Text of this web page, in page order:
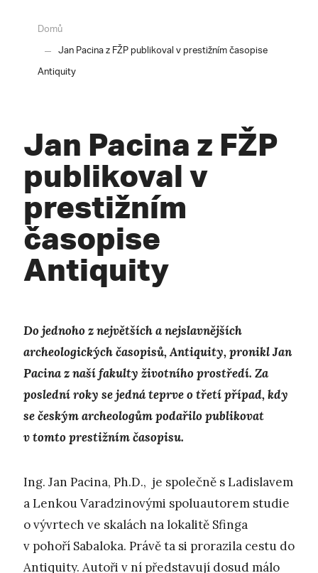
Domů
Jan Pacina z FŽP publikoval v prestižním časopise
Antiquity
Jan Pacina z FŽP
publikoval v
prestižním
časopise
Antiquity
Do jednoho z největších a nejslavnějších
archeologických časopisů, Antiquity, pronikl Jan
Pacina z naší fakulty životního prostředí. Za
poslední roky se jedná teprve o třetí případ, kdy
se českým archeologům podařilo publikovat
v tomto prestižním časopisu.
Ing. Jan Pacina, Ph.D., je společně s Ladislavem
a Lenkou Varadzinovými spoluautorem studie
o vývrtech ve skalách na lokalitě Sfinga
v pohoří Sabaloka. Právě ta si prorazila cestu do
Antiquity. Autoři v ní představují dosud málo